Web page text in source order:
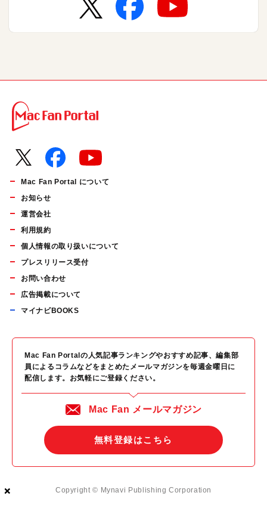
×
×
×
Mac Fan Portal について
お知らせ
運営会社
利用規約
個人情報の取り扱いについて
プレスリリース受付
お問い合わせ
広告掲載について
マイナビBOOKS
Mac Fan Portalの人気記事ランキングやおすすめ記事、編集部
員によるコラムなどをまとめたメールマガジンを毎週金曜日に
配信します。お気軽にご登録ください。
Mac Fan メールマガジン
無料登録はこちら
Copyright © Mynavi Publishing Corporation